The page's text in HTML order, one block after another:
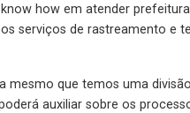
how em atender
serviços de rastreamento e
mesmo que temos uma divisão
auxiliar sobre os